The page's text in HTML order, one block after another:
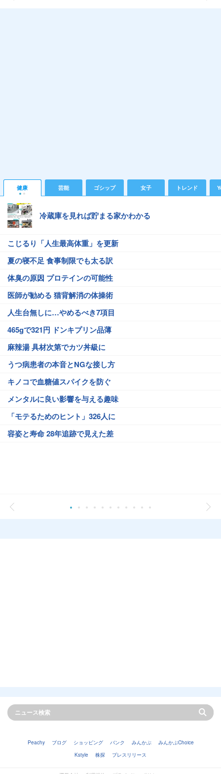
健康 芸能 ゴシップ 女子 トレンド
冷蔵庫を見れば貯まる家かわかる
こじるり「人生最高体重」を更新
夏の寝不足 食事制限でも太る訳
体臭の原因 プロテインの可能性
医師が勧める 猫背解消の体操術
人生台無しに…やめるべき7項目
465gで321円 ドンキプリン品薄
麻辣湯 具材次第でカツ丼級に
うつ病患者の本音とNGな接し方
キノコで血糖値スパイクを防ぐ
メンタルに良い影響を与える趣味
「モテるためのヒント」326人に
容姿と寿命 28年追跡で見えた差
Peachy ブログ ショッピング バンク みんかぶ
みんかぶChoice
Kstyle
株探 プレスリリース